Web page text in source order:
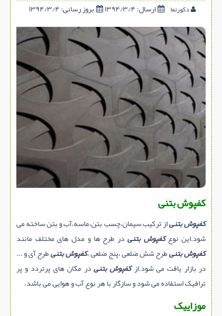
بتن-بتون
شهری ترافیکی
ساخت و ساز
مصالح ساختمانی
سازه پیش ساخته
سنگ ساختمانی
عایق ساختمان
سرویس بهداشتی
پله,نرده,حفاظ
برقی,روشنایی,ایمنی
تاسیسات ساختمان
تعمیر و نگهداری ساختمان
محوطه سازی و نما
ماشین آلات ساختمانی
ژئوتکنیک
متفرقه
دکورنما ارسال:۱۳۹۴/۳/۴ بروز رسانی:
کفپوش بتنی
کفپوش بتنیاز ترکیب سیمان،چسب بتن،ماسه،آب و بتن ساخته می
شود.این نوعکفپوش بتنی در طرح ها و مدل های مختلف مانند
کفپوش بتنیطرح شش ضلعی ،پنج ضلعی ،کفپوش بتنیطرح آیو ...
در بازار یافت می شود.ازکفپوش بتنیدر مکان های پرتردد و پر
ترافیک استفاده می شود و سازگار با هر نوع آب و هوایی می باشد.
موزاییک